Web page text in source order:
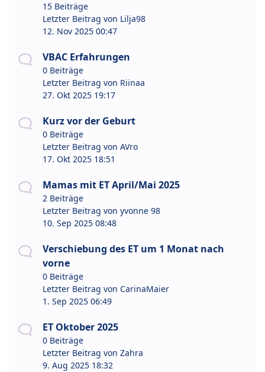
15 Beiträge
Letzter Beitrag von Lilja98
12. Nov 2025 00:47
VBAC Erfahrungen
0 Beiträge
Letzter Beitrag von Riinaa
27. Okt 2025 19:17
Kurz vor der Geburt
0 Beiträge
Letzter Beitrag von AVro
17. Okt 2025 18:51
Mamas mit ET April/Mai 2025
2 Beiträge
Letzter Beitrag von yvonne 98
10. Sep 2025 08:48
Verschiebung des ET um 1 Monat nach
vorne
0 Beiträge
Letzter Beitrag von CarinaMaier
1. Sep 2025 06:49
ET Oktober 2025
0 Beiträge
Letzter Beitrag von Zahra
9. Aug 2025 18:32